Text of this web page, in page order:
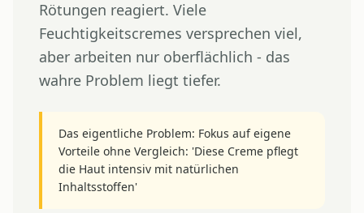
Rötungen reagiert. Viele
Feuchtigkeitscremes versprechen viel,
aber arbeiten nur oberflächlich - das
wahre Problem liegt tiefer.
Das eigentliche Problem: Fokus auf eigene
Vorteile ohne Vergleich: 'Diese Creme pflegt
die Haut intensiv mit natürlichen
Inhaltsstoffen'